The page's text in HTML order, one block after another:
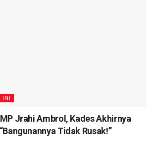
INI
Jrahi Ambrol, Kades Akhirnya
Tidak Rusak!”